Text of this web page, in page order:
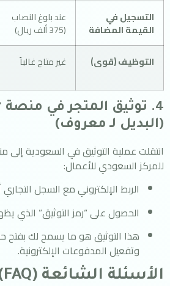
التسجيل في
القيمة المضافة
عند بلوغ النصاب
(375 ألف ريال)
التوظيف (قوى)
غير متاح غالباً
4. توثيق المتجر في منصة
(البديل لـ معروف)
انتقلت عملية التوثيق في السعودية إلى
للمركز السعودي للأعمال:
الربط الإلكتروني مع السجل
الحصول على “رمز التوثيق” الذي
هذا التوثيق هو ما يسمح لك بفتح
وتفعيل المدفوعات الإلكترونية.
الأسئلة الشائعة (FAQ)